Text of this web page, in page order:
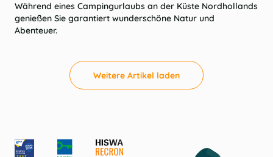
Während eines Campingurlaubs an der Küste Nordhollands
genießen Sie garantiert wunderschöne Natur und
Abenteuer.
Weitere Artikel laden